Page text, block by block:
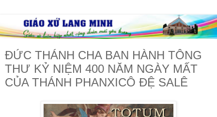
ĐỨC THÁNH CHA BAN HÀNH TÔNG
THƯ KỶ NIỆM 400 NĂM NGÀY MẤT
CỦA THÁNH PHANXICÔ ĐỆ SALÊ